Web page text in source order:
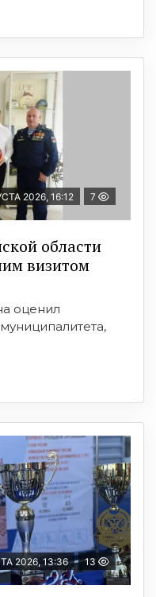
2026, 16:12 7
области
визитом
оценил
2026, 13:36 13